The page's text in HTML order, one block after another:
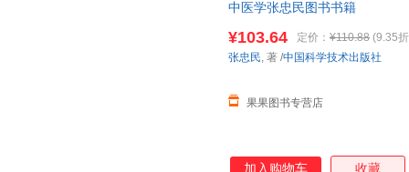
中医学张忠民图书书籍
¥103.64 定价： ¥110.88 (9.35
果果图书专营店
张忠民, 著 /中国科学技术出版社
加入购物车 收藏